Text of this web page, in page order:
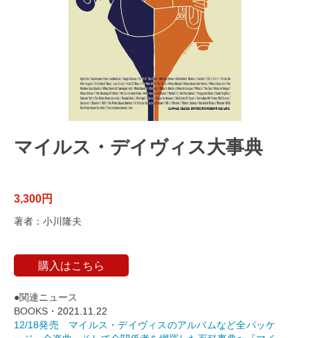
マイルス・デイヴィス大事典
3,300円
著者：小川隆夫
購入はこちら
●関連ニュース
BOOKS・ 2021.11.22
12/18発売 マイルス・デイヴィスのアルバムなど全パッケ